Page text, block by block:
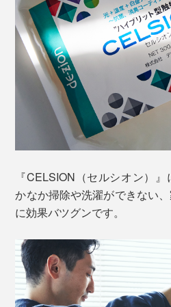
『CELSION』後は、いつも
のあるお風呂、匂いを感じな
が、ずっと続いているみたい。
しつこい汚れやホコリがつきに
『CELSION（セルシオン）
かなか掃除や洗濯ができない
に効果バツグンです。